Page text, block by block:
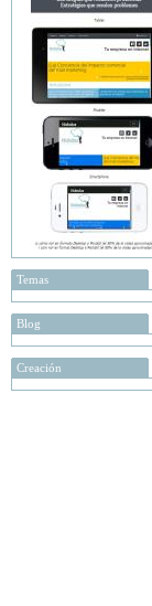
Temas
Blog
Creación